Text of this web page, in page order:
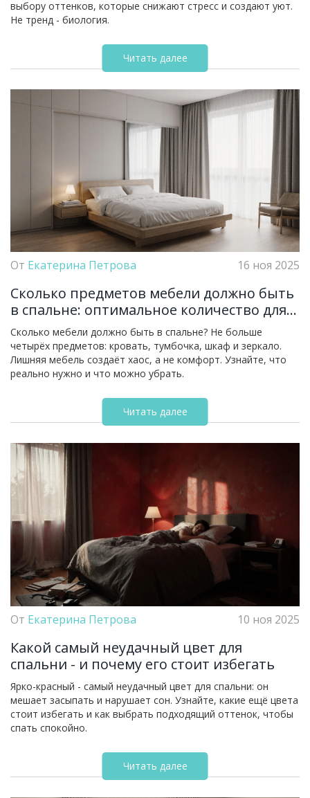
выбору оттенков, которые снижают стресс и создают уют.
Не тренд - биология.
Читать далее
От Екатерина Петрова 16 ноя 2025
Сколько предметов мебели должно быть
в спальне: оптимальное количество для
комфорта и порядка
Сколько мебели должно быть в спальне? Не больше
четырёх предметов: кровать, тумбочка, шкаф и зеркало.
Лишняя мебель создаёт хаос, а не комфорт. Узнайте, что
реально нужно и что можно убрать.
Читать далее
От Екатерина Петрова 10 ноя 2025
Какой самый неудачный цвет для
спальни - и почему его стоит избегать
Ярко-красный - самый неудачный цвет для спальни: он
мешает засыпать и нарушает сон. Узнайте, какие ещё цвета
стоит избегать и как выбрать подходящий оттенок, чтобы
спать спокойно.
Читать далее